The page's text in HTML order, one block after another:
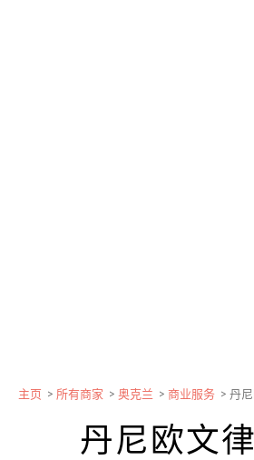
主页 > 所有商家 > 奥克兰 > 商业服务 > 丹
丹尼欧文